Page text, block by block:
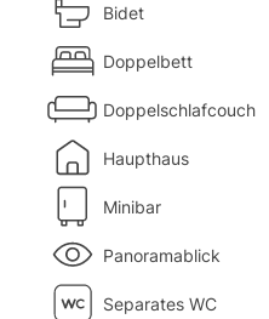
Bidet
Doppelbett
Doppelschlafcouch
Haupthaus
Minibar
Panoramablick
Separates WC